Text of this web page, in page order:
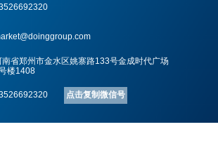
南省郑州市金水区姚寨路133号金成时代广场
楼1408
点击复制微信号